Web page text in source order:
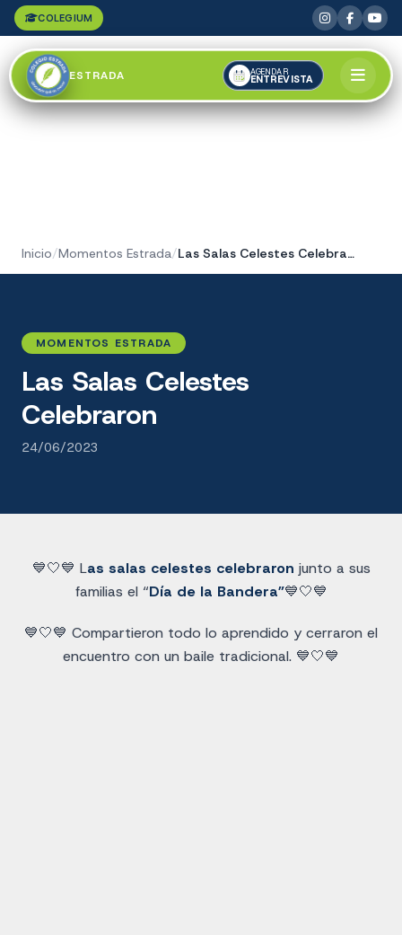
COLEGIUM
ESTRADA AGENDAR
ENTREVISTA
Inicio/Momentos Estrada/ Las Salas Celestes Celebraron
MOMENTOS ESTRADA
Las Salas Celestes
Celebraron
24/06/2023
💙🤍💙 Las salas celestes celebraron junto a sus
familias el “Día de la Bandera”💙🤍💙
💙🤍💙 Compartieron todo lo aprendido y cerraron el
encuentro con un baile tradicional. 💙🤍💙